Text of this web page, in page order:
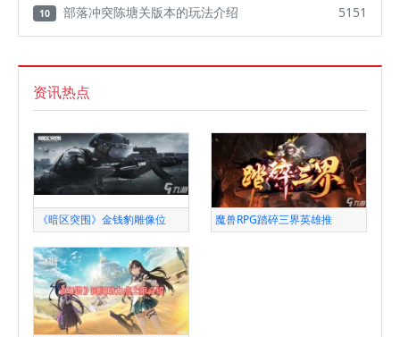
10 部落冲突陈塘关版本的玩法介绍 5151
资讯热点
《暗区突围》金钱豹雕像位 魔兽RPG踏碎三界英雄推